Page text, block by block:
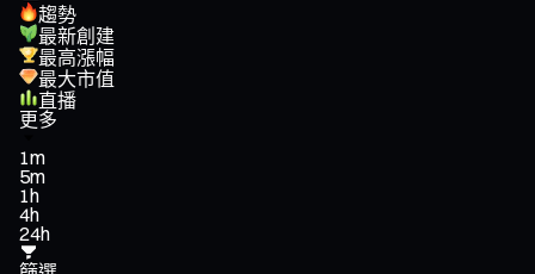
趨勢
最新創建
最高漲幅
最大市值
直播
更多
1m
5m
1h
4h
24h